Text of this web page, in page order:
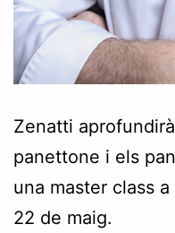
Zenatti
panettone i els
una master class
22 de maig.